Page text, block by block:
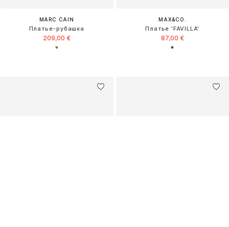
MARC CAIN
Платье-рубашка
209,00 €
MAX&CO.
Платье 'FAVILLA'
87,00 €